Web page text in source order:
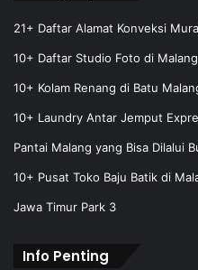
m
l
d
e
s
21+ Daftar Alamat Konveksi
10+ Daftar Studio Foto di
10+ Kolam Renang di Batu
10+ Laundry Antar Jemput
Pantai Malang yang Bisa Dilalui
10+ Pusat Toko Baju Batik di
Jawa Timur Park 3
Info Penting